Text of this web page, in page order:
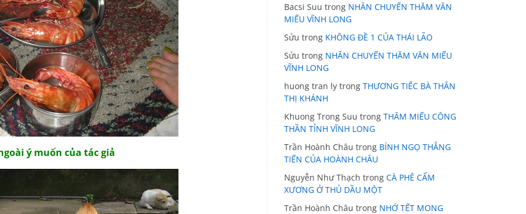
ý muốn của tác giả
Bacsi Suu trong NHÂN CHUYẾN THĂM VĂN
MIẾU VĨNH LONG
Sửu trong KHÔNG ĐỀ 1 CỦA THÁI LÃO
Sửu trong NHÂN CHUYẾN THĂM VĂN MIẾU
VĨNH LONG
huong tran ly trong THƯƠNG TIẾC BÀ THÂN
THỊ KHÁNH
Khuong Trong Suu trong THĂM MIẾU CÔNG
THẦN TỈNH VĨNH LONG
Trần Hoành Châu trong BÍNH NGỌ THẲNG
TIẾN CỦA HOÀNH CHÂU
Nguyễn Như Thạch trong CÀ PHÊ CẨM
XƯƠNG Ở THỦ DẦU MỘT
Trần Hoành Châu trong NHỚ TẾT MONG